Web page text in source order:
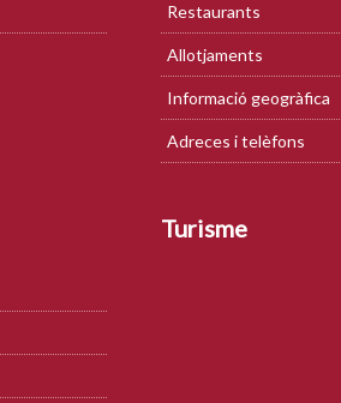
Restaurants
Allotjaments
Informació geogràfica
Adreces i telèfons
Turisme